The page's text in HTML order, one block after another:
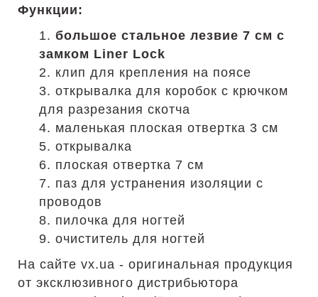
Функции:
1. большое стальное лезвие 7 см с
замком Liner Lock
2. клип для крепления на поясе
3. открывалка для коробок с крючком
для разрезания скотча
4. маленькая плоская отвертка 3 см
5. открывалка
6. плоская отвертка 7 см
7. паз для устранения изоляции с
проводов
8. пилочка для ногтей
9. очиститель для ногтей
На сайте vx.ua - оригинальная продукция
от эксклюзивного дистрибьютора